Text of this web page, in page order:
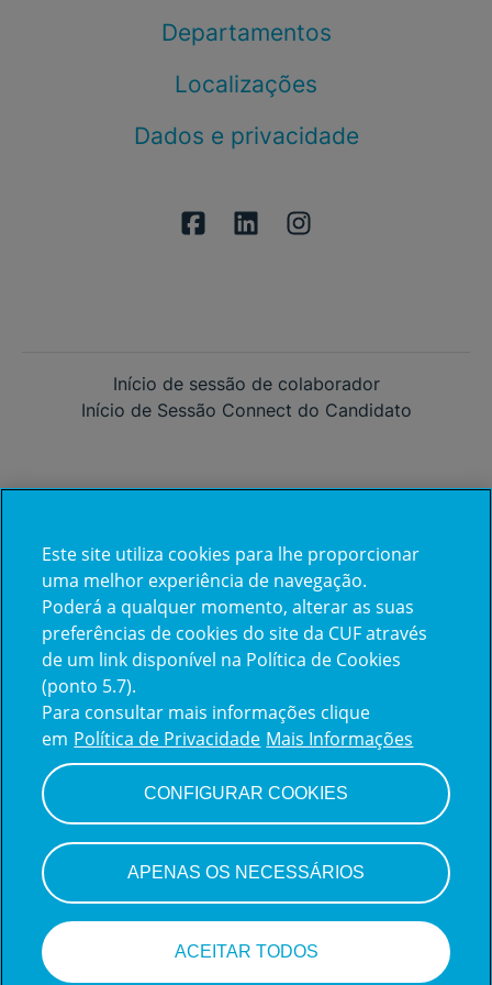
Departamentos
Localizações
Dados e privacidade
Início de sessão de colaborador
Início de Sessão Connect do Candidato
Já trabalha na CUF?
Vamos encontrar juntos o seu
próximo colega de equipe.
Iniciar sessão
Este site utiliza cookies para lhe proporcionar
uma melhor experiência de navegação.
Poderá a qualquer momento, alterar as suas
preferências de cookies do site da CUF através
de um link disponível na Política de Cookies
(ponto 5.7).
Para consultar mais informações clique
em Política de Privacidade Mais Informações
CONFIGURAR COOKIES
APENAS OS NECESSÁRIOS
ACEITAR TODOS